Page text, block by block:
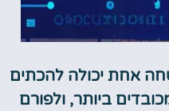
אחת יכולה להכתים
ביותר, ולפורם